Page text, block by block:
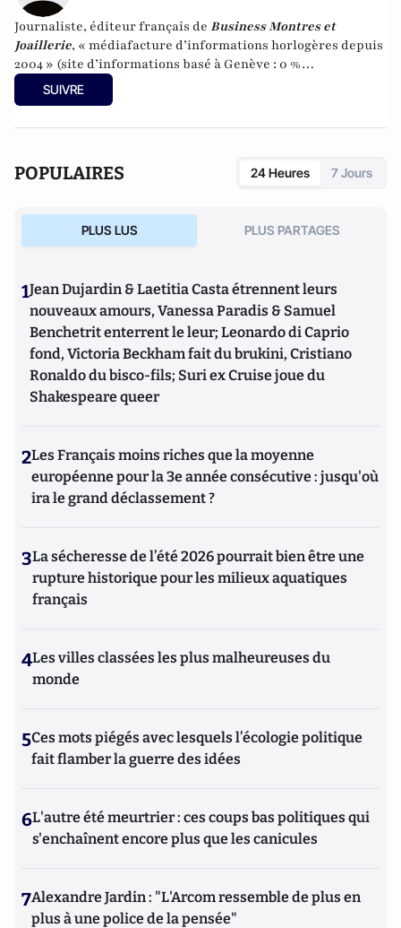
Journaliste, éditeur français de Business Montres et
Joaillerie, « médiafacture d’informations horlogères depuis
2004 » (site d’informations basé à Genève : 0 %
publicité-100 % liberté), spécialiste du marketing horloger
et de l’analyse des marchés de la montre.
SUIVRE
POPULAIRES 24 Heures 7 Jours
PLUS LUS PLUS PARTAGES
1Jean Dujardin & Laetitia Casta étrennent leurs
nouveaux amours, Vanessa Paradis & Samuel
Benchetrit enterrent le leur; Leonardo di Caprio
fond, Victoria Beckham fait du brukini, Cristiano
Ronaldo du bisco-fils; Suri ex Cruise joue du
Shakespeare queer
2Les Français moins riches que la moyenne
européenne pour la 3e année consécutive : jusqu'où
ira le grand déclassement ?
3La sécheresse de l’été 2026 pourrait bien être une
rupture historique pour les milieux aquatiques
français
4Les villes classées les plus malheureuses du
monde
5Ces mots piégés avec lesquels l’écologie politique
fait flamber la guerre des idées
6L'autre été meurtrier : ces coups bas politiques qui
s'enchaînent encore plus que les canicules
7Alexandre Jardin : "L'Arcom ressemble de plus en
plus à une police de la pensée"